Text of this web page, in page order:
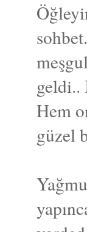
Hem
güzel